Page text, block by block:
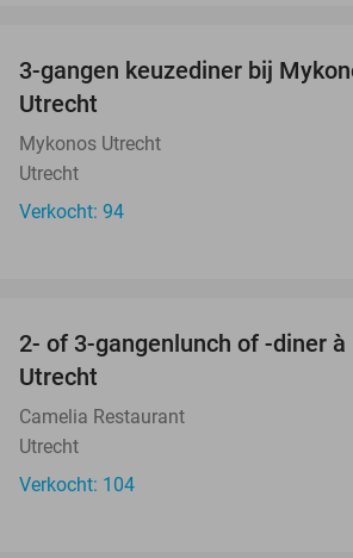
3-gangen keuzediner bij
Utrecht
Mykonos Utrecht
Utrecht
Verkocht: 94
2- of 3-gangenlunch of -diner
Utrecht
Camelia Restaurant
Utrecht
Verkocht: 104